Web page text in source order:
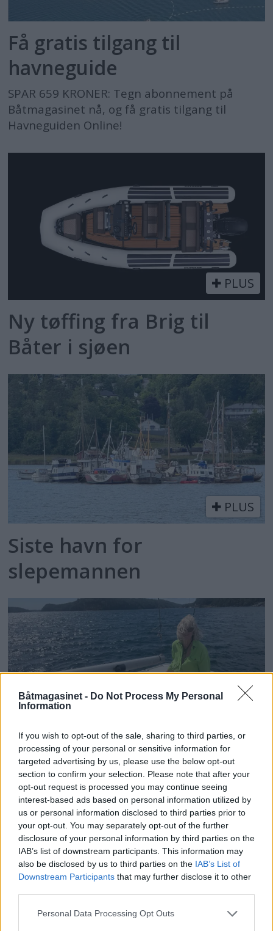
Båtmagasinet - Do Not Process My Personal
Information
If you wish to opt-out of the sale, sharing to third parties, or
processing of your personal or sensitive information for
targeted advertising by us, please use the below opt-out
section to confirm your selection. Please note that after your
opt-out request is processed you may continue seeing
interest-based ads based on personal information utilized by
us or personal information disclosed to third parties prior to
your opt-out. You may separately opt-out of the further
disclosure of your personal information by third parties on the
IAB’s list of downstream participants. This information may
also be disclosed by us to third parties on the IAB’s List of
Downstream Participants that may further disclose it to other
Personal Data Processing Opt Outs
Få gratis tilgang til
havneguide
SPAR 659 KRONER: Tegn abonnement på
Båtmagasinet nå, og få gratis tilgang til
Havneguiden Online!
PLUS
Ny tøffing fra Brig til
Båter i sjøen
PLUS
Siste havn for
slepemannen
Sexolog, jazzmusiker,
rektor og båtfant